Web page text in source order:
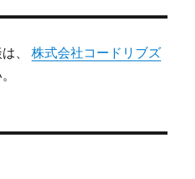
は、株式会社コードリブズ